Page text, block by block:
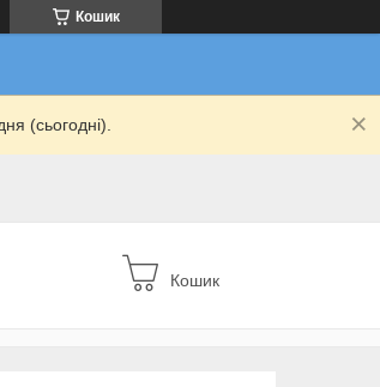
Кошик
(сьогодні).
Кошик